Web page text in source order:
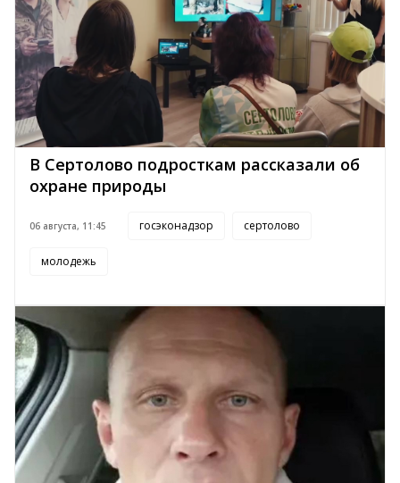
В Сертолово подросткам рассказали об
охране природы
06 августа, 11:45 госэконадзор сертолово
молодежь